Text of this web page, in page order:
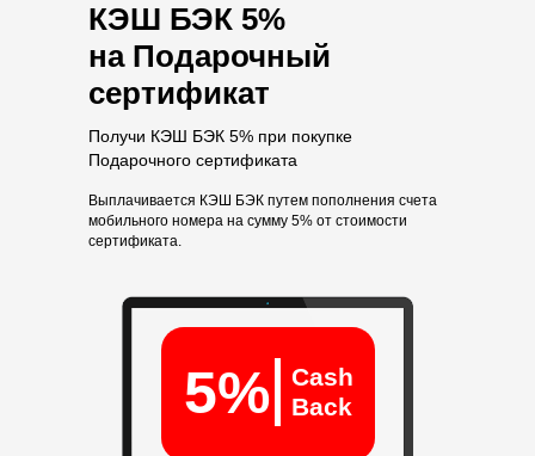
Получи КЭШ БЭК 5% при покупке
Подарочного сертификата
КЭШ БЭК 5%
на Подарочный
сертификат
5%
Cash
Back
Выплачивается КЭШ БЭК путем пополнения счета
мобильного номера на сумму 5% от стоимости
сертификата.